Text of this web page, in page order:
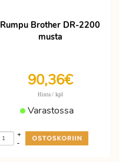
Rumpu Brother DR-2200
musta
90,36€
Hinta / kpl
Varastossa
-
+